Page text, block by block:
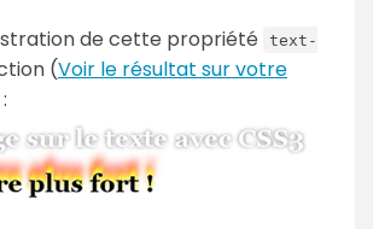
de cette propriété
text-
(Voir le résultat sur votre